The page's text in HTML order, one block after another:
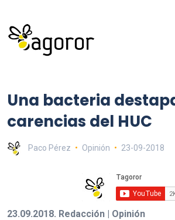
Una bacteria
carencias del HUC
Paco Pérez Opinión 23-09-2018
23.09.2018. Redacción | Opinión